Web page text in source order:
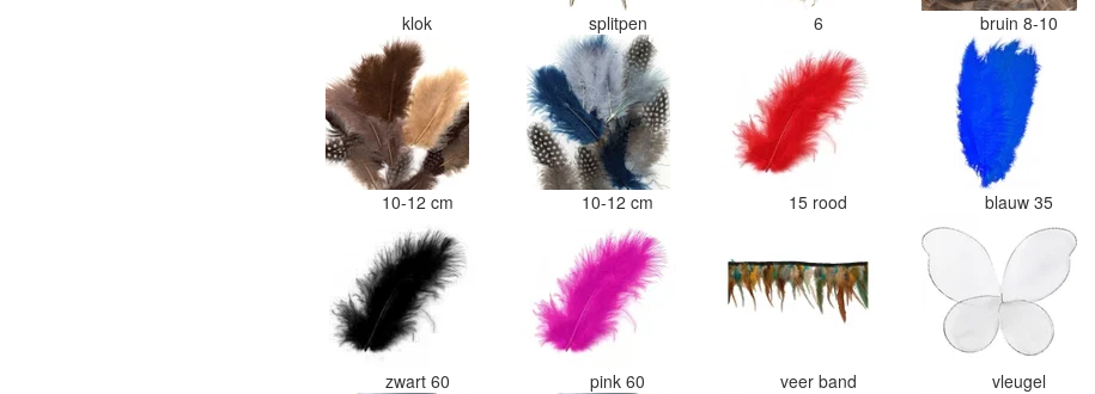
klok splitpen 6 bruin 8-10
10-12 cm 10-12 cm 15 rood blauw 35
zwart 60 pink 60 veer band vleugel